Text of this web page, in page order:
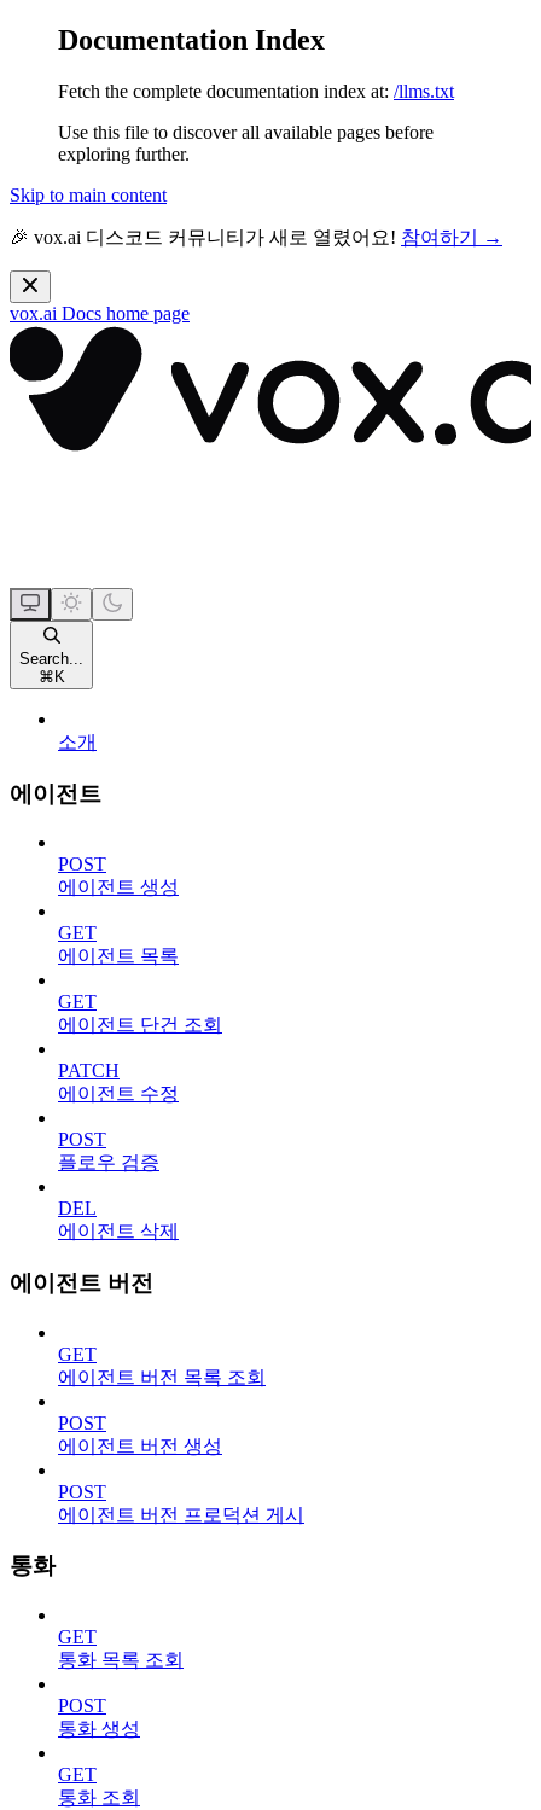
Documentation Index
Fetch the complete documentation index at: /llms.txt
Use this file to discover all available pages before
exploring further.
Skip to main content
🎉 vox.ai 디스코드 커뮤니티가 새로 열렸어요! 참여하기 →
vox.ai Docs home page
Search...
⌘ K
소개
에이전트
POST
에이전트 생성
GET
에이전트 목록
GET
에이전트 단건 조회
PATCH
에이전트 수정
POST
플로우 검증
DEL
에이전트 삭제
에이전트 버전
GET
에이전트 버전 목록 조회
POST
에이전트 버전 생성
POST
에이전트 버전 프로덕션 게시
통화
GET
통화 목록 조회
POST
통화 생성
GET
통화 조회